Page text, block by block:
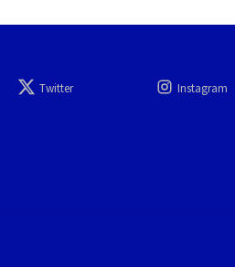
Twitter
Instagram